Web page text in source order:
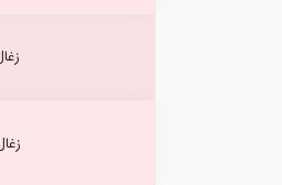
زغال
زغال